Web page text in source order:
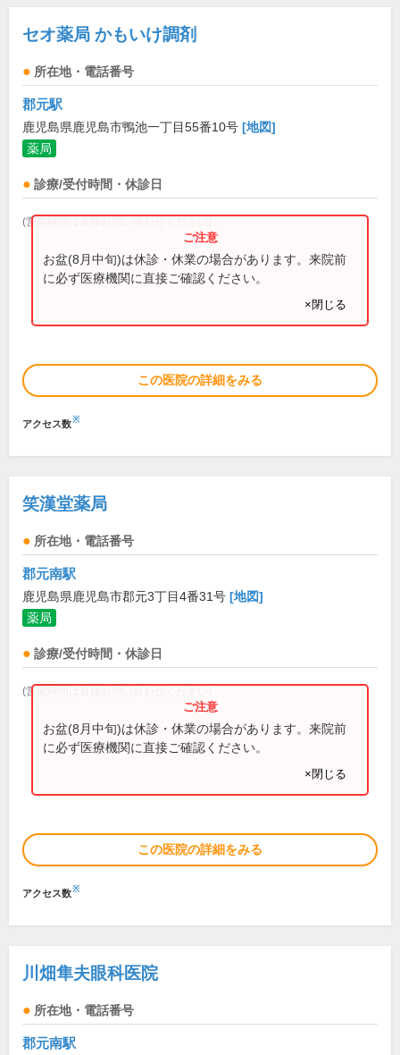
セオ薬局 かもいけ調剤
所在地・電話番号
郡元駅
鹿児島県鹿児島市鴨池一丁目55番10号 [地図]
薬局
診療/受付時間・休診日
(営業時間は直接お問い合わせください)
お盆(8月中旬)は休診・休業の場合があります。来院前
に必ず医療機関に直接ご確認ください。
×閉じる
この医院の詳細をみる
アクセス数※
笑漢堂薬局
所在地・電話番号
郡元南駅
鹿児島県鹿児島市郡元3丁目4番31号 [地図]
薬局
診療/受付時間・休診日
(営業時間は直接お問い合わせください)
お盆(8月中旬)は休診・休業の場合があります。来院前
に必ず医療機関に直接ご確認ください。
×閉じる
この医院の詳細をみる
アクセス数※
川畑隼夫眼科医院
所在地・電話番号
郡元南駅